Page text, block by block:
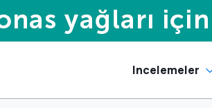
Incelemeler